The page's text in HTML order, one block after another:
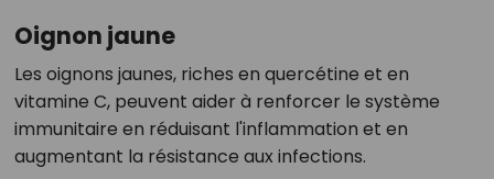
Oignon jaune
Les oignons jaunes, riches en quercétine et en
vitamine C, peuvent aider à renforcer le système
immunitaire en réduisant l'inflammation et en
augmentant la résistance aux infections.